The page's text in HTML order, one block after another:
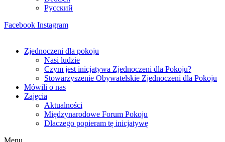
Русский
Facebook Instagram
Zjednoczeni dla pokoju
Nasi ludzie
Czym jest inicjatywa Zjednoczeni dla Pokoju?
Stowarzyszenie Obywatelskie Zjednoczeni dla Pokoju
Mówili o nas
Zajęcia
Aktualności
Międzynarodowe Forum Pokoju
Dlaczego popieram tę inicjatywę
Menu